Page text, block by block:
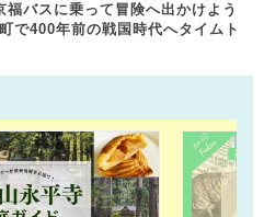
福バスに乗って冒険へ出かけよう
で400年前の戦国時代へタイムト